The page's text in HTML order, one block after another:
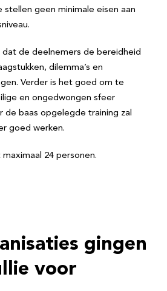
stellen geen minimale eisen aan
dat de deelnemers de bereidheid
dilemma’s en
Verder is het goed om te
en ongedwongen sfeer
de baas opgelegde training zal
goed werken.
24 personen.
gingen
voor